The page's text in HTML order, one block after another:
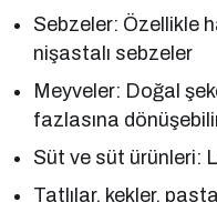
Sebzeler: Özellikle
nişastalı sebzeler
Meyveler: Doğal
fazlasına
Süt ve süt ürünleri:
Tatlılar, kekler,